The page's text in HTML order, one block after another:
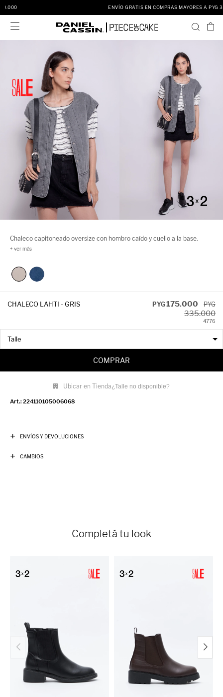
ENVÍO GRATIS EN COMPRAS MAYORES A PYG 350.000

Chaleco capitoneado oversize con hombro caído y cuello a la base.
Cuenta con botones a presión. Es un abrigo liviano perfecto para la
CHALECO LAHTI - GRIS PYG175.000 PYG
335.000
4776
COMPRAR
Ubicar en Tienda¿Talle no disponible?
224110105006068
ENVÍOS Y DEVOLUCIONES
CAMBIOS
Completá tu look